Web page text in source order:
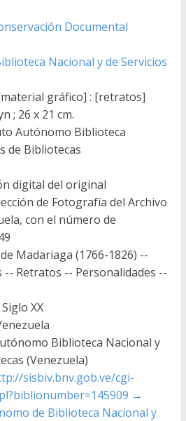
Documental
Nacional y de Servicios
gráfico] : [retratos]
; 26 x 21 cm.
Autónomo Biblioteca
de Bibliotecas
digital del original
de Fotografía del Archivo
con el número de
Madariaga (1766-1826) --
Retratos -- Personalidades --
Siglo XX
Biblioteca Nacional y
(Venezuela)
sisbiv.bnv.gob.ve/cgi-
→
de Biblioteca Nacional y